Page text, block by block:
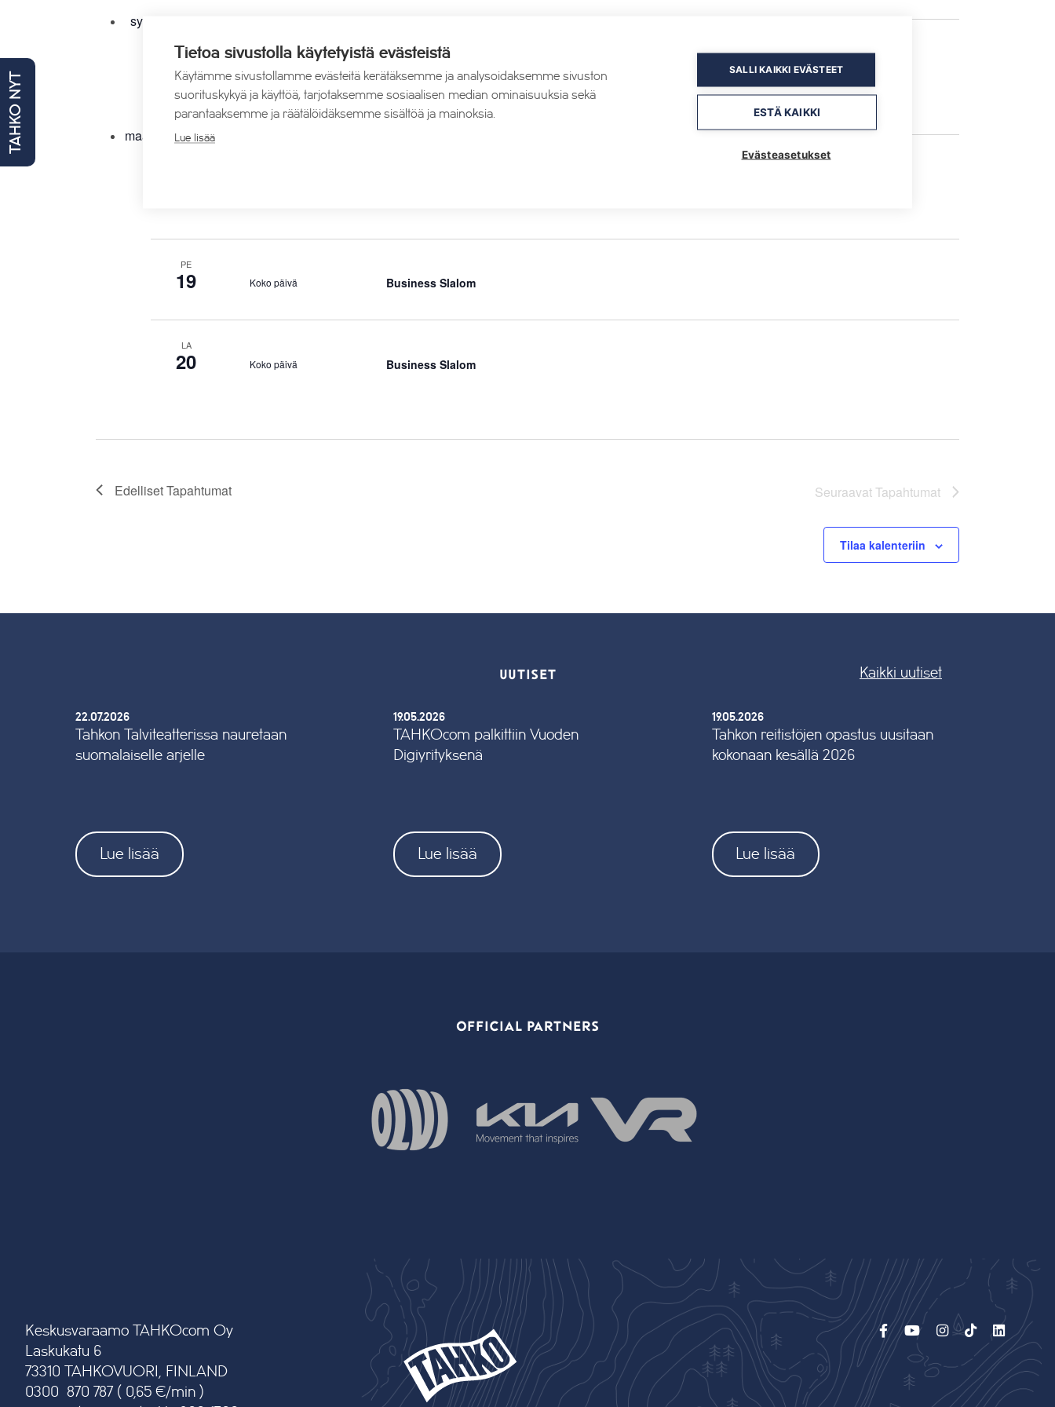
TAHKO NYT
syys 2026
12 Tahko Trail Run
maalis 2027
PE
19 Koko päivä Business Slalom
LA
20 Koko päivä Business Slalom
EdellisetTapahtumat SeuraavatTapahtumat
Tilaa kalenteriin
UUTISET Kaikki uutiset
22.07.2026
Tahkon Talviteatterissa nauretaan
suomalaiselle arjelle
Lue lisää
19.05.2026
TAHKOcom palkittiin Vuoden
Digiyrityksenä
Lue lisää
19.05.2026
Tahkon reitistöjen opastus uusitaan
kokonaan kesällä 2026
Lue lisää
OFFICIAL PARTNERS
Keskusvaraamo TAHKOcom Oy
Laskukatu 6
73310 TAHKOVUORI, FINLAND
0300 870 787 ( 0,65 €/min )
Tietoa sivustolla käytetyistä evästeistä
Käytämme sivustollamme evästeitä kerätäksemme ja analysoidaksemme sivuston
suorituskykyä ja käyttöä, tarjotaksemme sosiaalisen median ominaisuuksia sekä
parantaaksemme ja räätälöidäksemme sisältöä ja mainoksia.
Lue lisää
SALLI KAIKKI EVÄSTEET
ESTÄ KAIKKI
Evästeasetukset